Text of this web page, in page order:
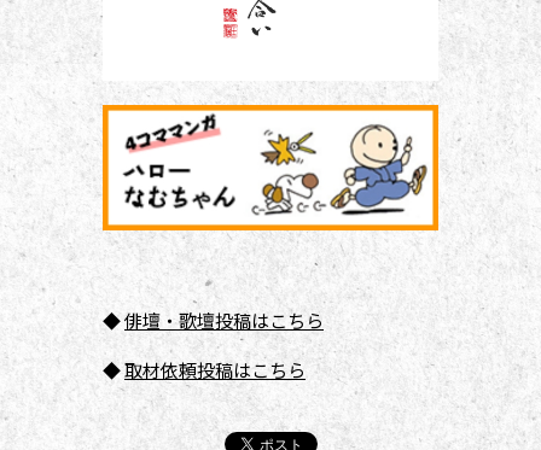
◆俳壇 ・歌壇投稿はこちら
◆取材依頼投稿はこちら